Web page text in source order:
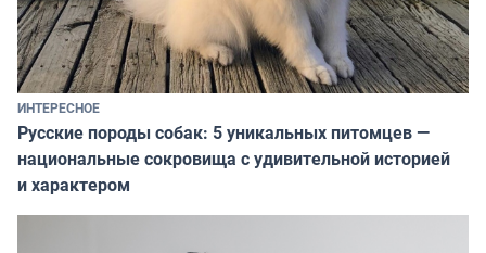
ИНТЕРЕСНОЕ
Русские породы собак: 5 уникальных питомцев —
национальные сокровища с удивительной историей
и характером